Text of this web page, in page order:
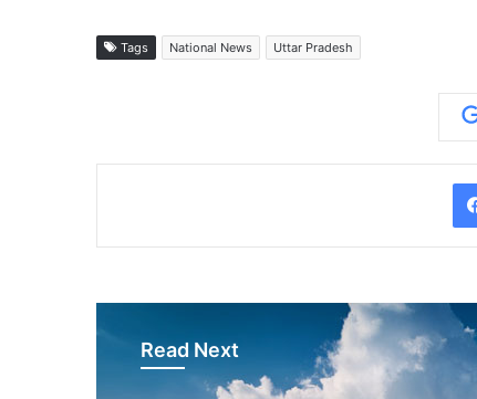
Tags National News Uttar Pradesh
Read Next